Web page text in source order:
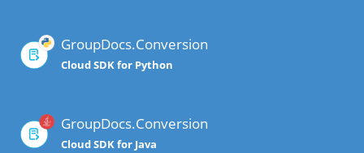
GroupDocs.Conversion
Cloud SDK for Python
GroupDocs.Conversion
Cloud SDK for Java